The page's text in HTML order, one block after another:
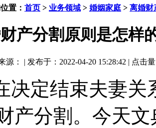
置： 首页 > 业务领域 > 婚姻家庭 > 离婚财
产分割原则是怎样
源： | 发布于：2022-04-20 15:28:42 | 点击
决定结束夫妻
产分割。今天